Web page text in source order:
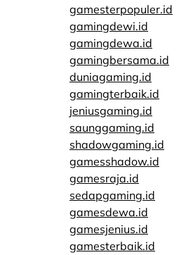
gamesterpopuler.id
gamingdewi.id
gamingdewa.id
gamingbersama.id
duniagaming.id
gamingterbaik.id
jeniusgaming.id
saunggaming.id
shadowgaming.id
gamesshadow.id
gamesraja.id
sedapgaming.id
gamesdewa.id
gamesjenius.id
gamesterbaik.id